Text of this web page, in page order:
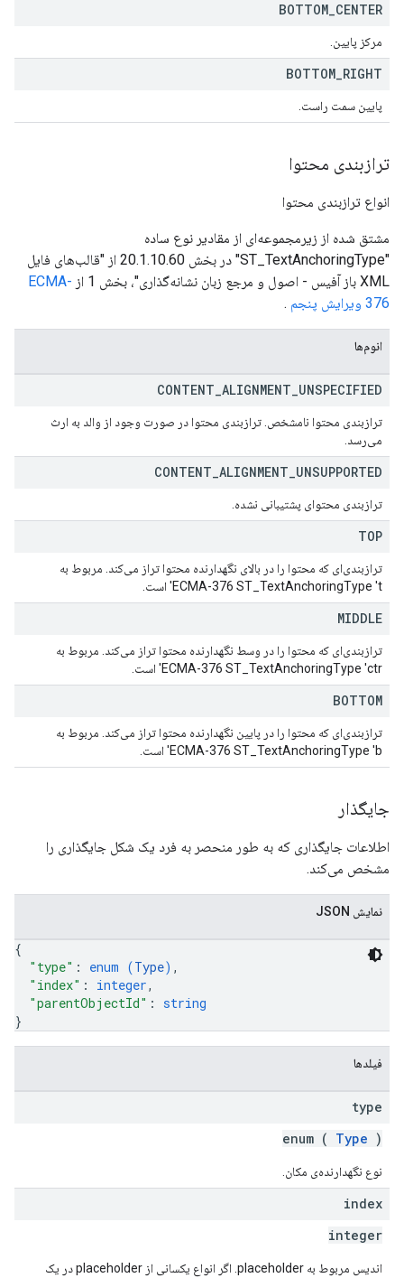
BOTTOM CENTER
مرکز پایین.
BOTTOM RIGHT
پایین سمت راست.
ترازبندی محتوا
انواع ترازبندی محتوا
مشتق شده از زیرمجموعه‌ای از مقادیر نوع ساده
"ST_TextAnchoringType" در بخش 20.1.10.60 از "قالب‌های فایل
XML باز آفیس - اصول و مرجع زبان نشانه‌گذاری"، بخش 1 از
ECMA-
376 ویرایش پنجم
.
انوم‌ها
CONTENT ALIGNMENT UNSPECIFIED
ترازبندی محتوا نامشخص. ترازبندی محتوا در صورت وجود از والد به ارث
می‌رسد.
CONTENT ALIGNMENT UNSUPPORTED
ترازبندی محتوای پشتیبانی نشده.
TOP
ترازبندی‌ای که محتوا را در بالای نگهدارنده محتوا تراز می‌کند. مربوط به
ECMA-376 ST_TextAnchoringType 't' است.
MIDDLE
ترازبندی‌ای که محتوا را در وسط نگهدارنده محتوا تراز می‌کند. مربوط به
ECMA-376 ST_TextAnchoringType 'ctr' است.
BOTTOM
ترازبندی‌ای که محتوا را در پایین نگهدارنده محتوا تراز می‌کند. مربوط به
ECMA-376 ST_TextAnchoringType 'b' است.
جایگذار
اطلاعات جایگذاری که به طور منحصر به فرد یک شکل جایگذاری را
مشخص می‌کند.
نمایش JSON
{
"type" : enum (Type) ,
"index" : integer,
"parentObjectId" : string
}
فیلدها
type
enum ( Type )
نوع نگهدارنده‌ی مکان.
index
integer
اندیس مربوط به placeholder. اگر انواع یکسانی از placeholder در یک